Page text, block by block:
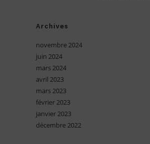
Archives
novembre 2024
juin 2024
mars 2024
avril 2023
mars 2023
février 2023
janvier 2023
décembre 2022